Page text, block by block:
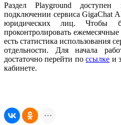
Раздел Playground
подключении сервиса GigaChat
юридических лиц. Чтобы
проконтролировать
есть статистика использования
отдельности. Для начала
достаточно перейти поссылке и
кабинете.